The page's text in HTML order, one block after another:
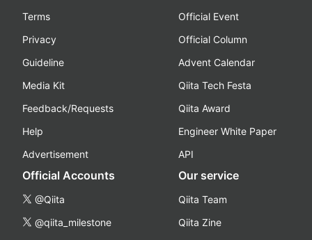
Terms
Privacy
Guideline
Media Kit
Feedback/Requests
Help
Advertisement
Official Event
Official Column
Advent Calendar
Qiita Tech Festa
Qiita Award
Engineer White Paper
API
Official Accounts
@Qiita
@qiita_milestone
Our service
Qiita Team
Qiita Zine